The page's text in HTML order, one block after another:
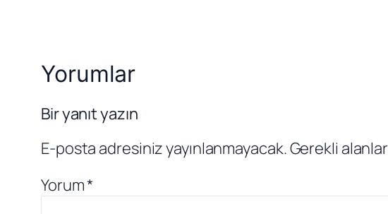
Yorumlar
Bir yanıt yazın
E-posta adresiniz yayınlanmayacak.Gerekli alanlar
Yorum*